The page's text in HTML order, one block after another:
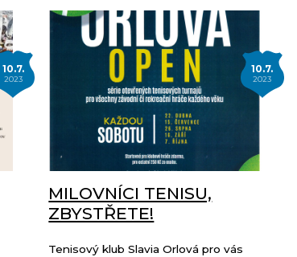
10.7.
2023
10.7.
2023
MILOVNÍCI TENISU,
ZBYSTŘETE!
Tenisový klub Slavia Orlová pro vás